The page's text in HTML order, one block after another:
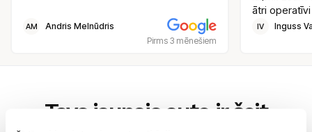
AM
Andris Melnūdris
Pirms 3 mēnešiem
ātri
IV Inguss
Tavs jaunais auto ir šeit